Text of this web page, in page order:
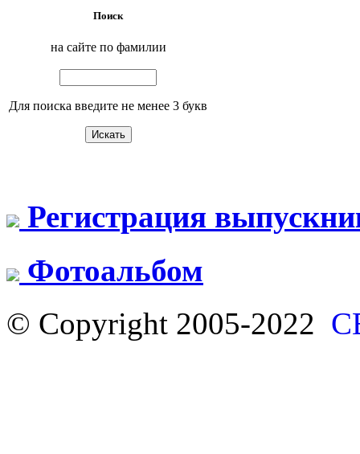
Поиск
на сайте по фамилии
Для поиска введите не менее 3 букв
Регистрация
Фотоальбом
© Copyright 2005-2022